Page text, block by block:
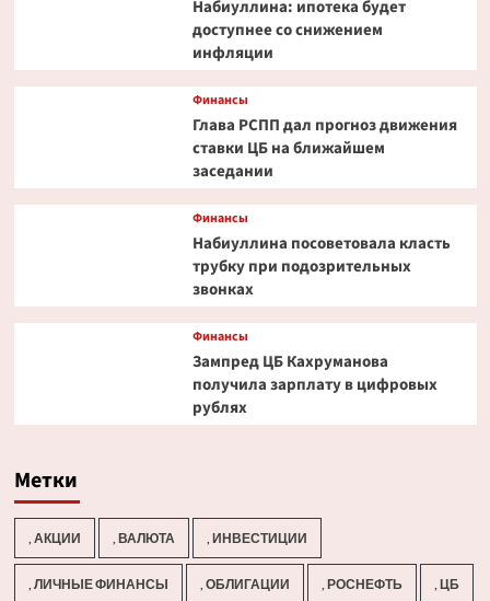
Набиуллина: ипотека будет
доступнее со снижением
инфляции
Финансы
Глава РСПП дал прогноз движения
ставки ЦБ на ближайшем
заседании
Финансы
Набиуллина посоветовала класть
трубку при подозрительных
звонках
Финансы
Зампред ЦБ Кахруманова
получила зарплату в цифровых
рублях
Метки
, АКЦИИ , ВАЛЮТА , ИНВЕСТИЦИИ
, ЛИЧНЫЕ ФИНАНСЫ , ОБЛИГАЦИИ , РОСНЕФТЬ , ЦБ